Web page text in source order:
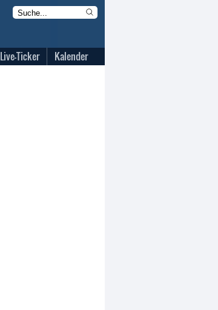
Live-Ticker Kalender